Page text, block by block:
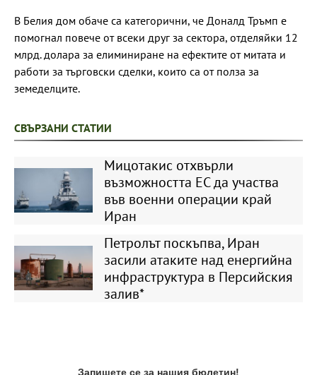
В Белия дом обаче са категорични, че Доналд Тръмп е
помогнал повече от всеки друг за сектора, отделяйки 12
млрд. долара за елиминиране на ефектите от митата и
работи за търговски сделки, които са от полза за
земеделците.
СВЪРЗАНИ СТАТИИ
Мицотакис отхвърли
възможността ЕС да участва
във военни операции край
Иран
Петролът поскъпва, Иран
засили атаките над енергийна
инфраструктура в Персийския
залив*